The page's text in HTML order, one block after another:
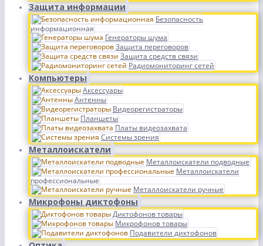
Защита информации
Безопасность
информационная
Генераторы шума
Защита переговоров
Защита средств связи
Радиомониторинг сетей
Компьютеры
Аксессуары
Антенны
Видеорегистраторы
Планшеты
Платы видеозахвата
Системы зрения
Металлоискатели
Металлоискатели подводные
Металлоискатели
профессиональные
Металлоискатели ручные
Микрофоны диктофоны
Диктофонов товары
Микрофонов товары
Подавители диктофонов